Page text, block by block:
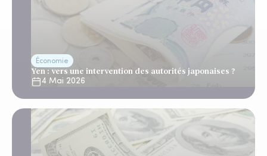
Économie
Yen : vers une intervention des autorités japonaises ?
4 Mai 2026